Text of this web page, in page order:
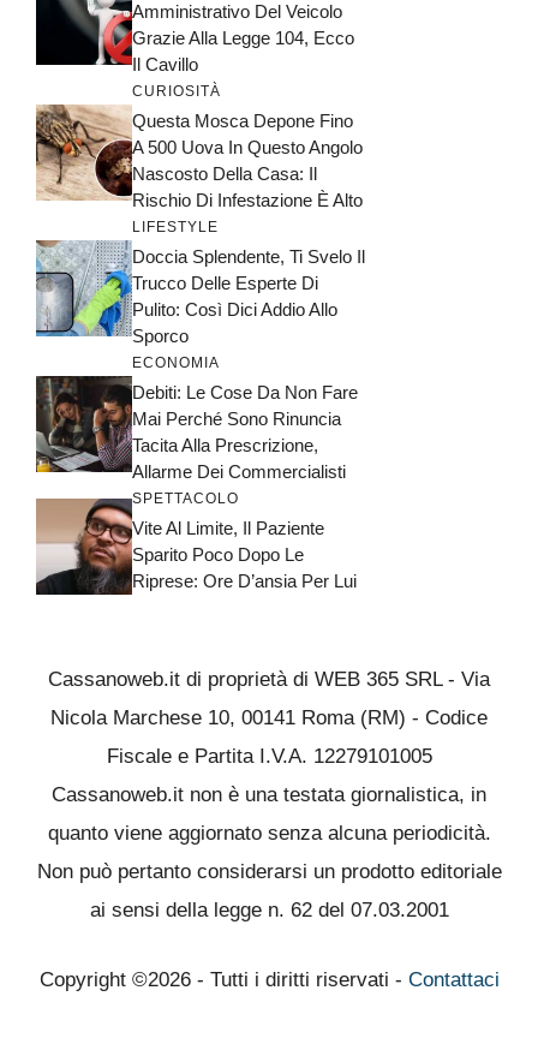
Amministrativo Del Veicolo
Grazie Alla Legge 104, Ecco
Il Cavillo
CURIOSITÀ
Questa Mosca Depone Fino
A 500 Uova In Questo Angolo
Nascosto Della Casa: Il
Rischio Di Infestazione È Alto
LIFESTYLE
Doccia Splendente, Ti Svelo Il
Trucco Delle Esperte Di
Pulito: Così Dici Addio Allo
Sporco
ECONOMIA
Debiti: Le Cose Da Non Fare
Mai Perché Sono Rinuncia
Tacita Alla Prescrizione,
Allarme Dei Commercialisti
SPETTACOLO
Vite Al Limite, Il Paziente
Sparito Poco Dopo Le
Riprese: Ore D’ansia Per Lui
Cassanoweb.it di proprietà di WEB 365 SRL - Via
Nicola Marchese 10, 00141 Roma (RM) - Codice
Fiscale e Partita I.V.A. 12279101005
Cassanoweb.it non è una testata giornalistica, in
quanto viene aggiornato senza alcuna periodicità.
Non può pertanto considerarsi un prodotto editoriale
ai sensi della legge n. 62 del 07.03.2001
Copyright ©2026 - Tutti i diritti riservati - Contattaci